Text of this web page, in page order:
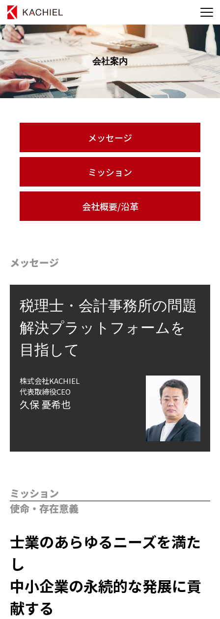
会社案内
メッセージ
ミッション
会社概要/沿革
メッセージ
税理士・会計事務所の問題
解決プラットフォームを
目指して
株式会社KACHIEL
代表取締役CEO
久保 憂希也
ミッション
使命・存在意義
士業のあらゆるニーズを満た
し
中小企業の永続的な発展に貢
献する